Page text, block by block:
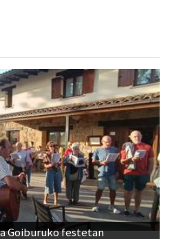
Goiburuko festetan